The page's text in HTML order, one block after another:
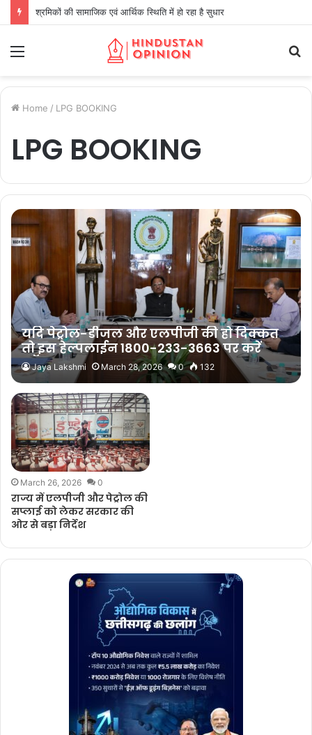
श्रमिकों की सामाजिक एवं आर्थिक स्थिति में हो रहा है सुधार
Home / LPG BOOKING
LPG BOOKING
यदि पेट्रोल-डीजल और एलपीजी की हो दिक्कत
तो इस हेल्पलाईन 1800-233-3663 पर करें
कॉल
Jaya Lakshmi March 28, 2026 0 132
March 26, 2026 0
राज्य में एलपीजी और पेट्रोल की
सप्लाई को लेकर सरकार की
ओर से बड़ा निर्देश